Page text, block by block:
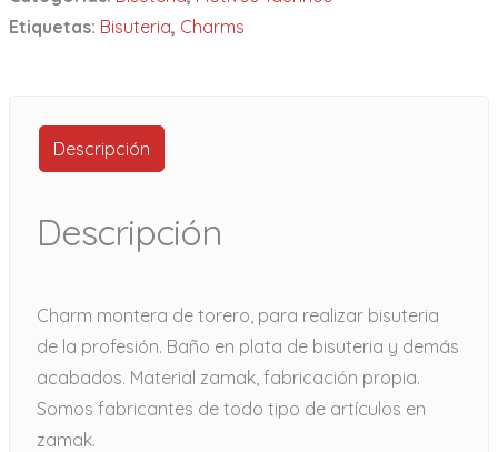
Etiquetas: Bisuteria, Charms
Descripción
Descripción
Charm montera de torero, para realizar bisuteria
de la profesión. Baño en plata de bisuteria y demás
acabados. Material zamak, fabricación propia.
Somos fabricantes de todo tipo de artículos en
zamak.